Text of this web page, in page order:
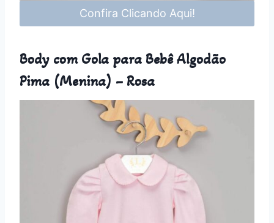
Confira Clicando Aqui!
Body com Gola para Bebê Algodão
Pima (Menina) – Rosa